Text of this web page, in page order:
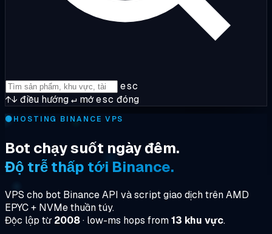
esc
↑↓ điều hướng↵ mởesc đóng
🟡HOSTING BINANCE VPS
Bot chạy suốt ngày đêm.
Độ trễ thấp tới Binance.
VPS cho bot Binance API và script giao dịch trên AMD
EPYC + NVMe thuần túy.
Độc lập từ 2008· low-ms hops from13 khu vực.